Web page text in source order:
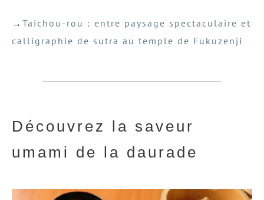
→ Taichou-rou : entre paysage spectaculaire et
calligraphie de sutra au temple de Fukuzenji
Découvrez la saveur
umami de la daurade